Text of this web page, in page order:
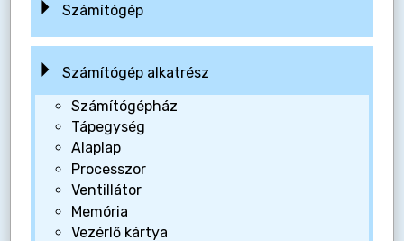
Számítógép
Számítógép alkatrész
Számítógépház
Tápegység
Alaplap
Processzor
Ventillátor
Memória
Vezérlő kártya